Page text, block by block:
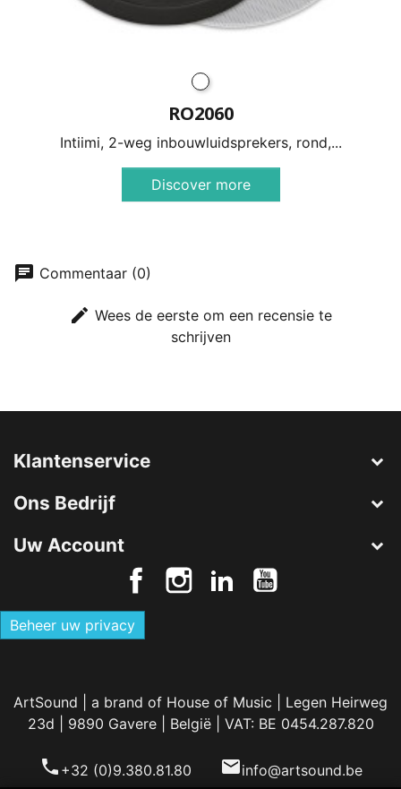
RO2060
Intiimi, 2-weg inbouwluidsprekers, rond,...
Discover more
chat Commentaar (0)
edit
schrijven
Klantenservice
Ons Bedrijf
Uw Account
Beheer uw privacy
ArtSound | a brand of House of Music | Legen Heirweg
23d | 9890 Gavere | België | VAT: BE 0454.287.820
phone +32 (0)9.380.81.80 emailinfo@artsound.be